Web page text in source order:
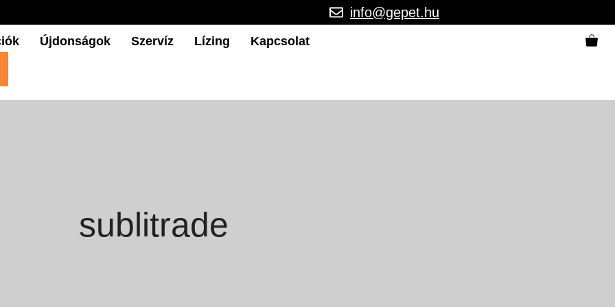
info@gepet.hu
Újdonságok Szervíz Lízing Kapcsolat
sublitrade